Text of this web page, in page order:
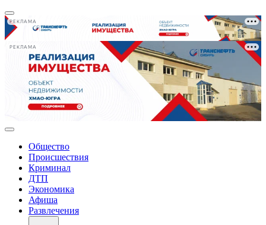
РЕКЛАМА
РЕКЛАМА
Общество
Происшествия
Криминал
ДТП
Экономика
Афиша
Развлечения